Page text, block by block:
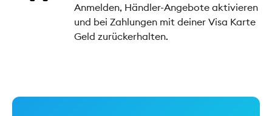
Anmelden, Händler-Angebote aktivieren
und bei Zahlungen mit deiner Visa Karte
Geld zurückerhalten.